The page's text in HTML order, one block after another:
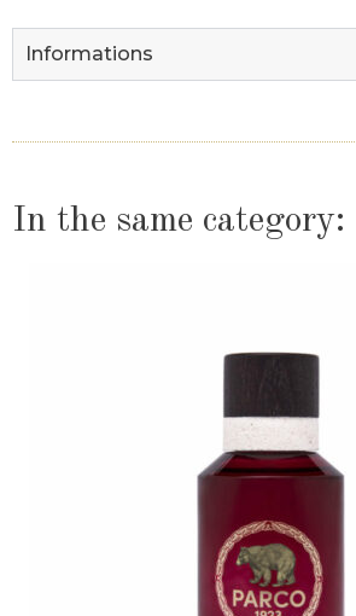
Informations
In the same category: